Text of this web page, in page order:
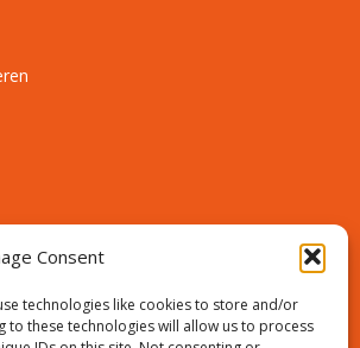
Consent
technologies like cookies to store and/or
to these technologies will allow us to process